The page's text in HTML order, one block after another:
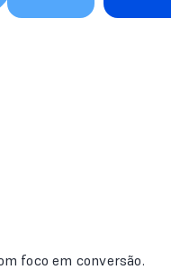
foco em conversão.